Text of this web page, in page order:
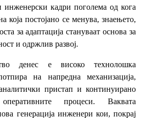
инженерски кадри поголема од кога
која постојано се менува, знаењето,
за адаптација стануваат основа за
и одржлив развој.
денес е високо технолошка
на напредна механизација,
пристап и континуирано
процеси. Ваквата
генерација инженери кои, покрај